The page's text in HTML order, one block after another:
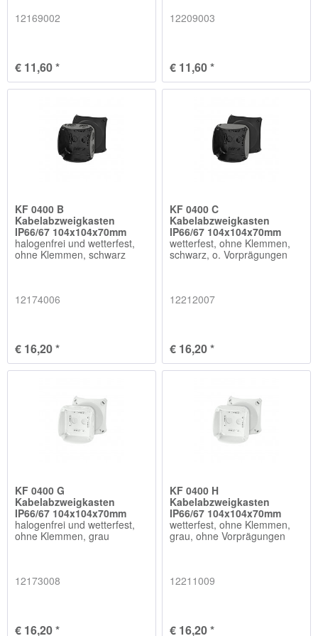
12169002
€ 11,60 *
12209003
€ 11,60 *
KF 0400 B
Kabelabzweigkasten
IP66/67 104x104x70mm
halogenfrei und wetterfest,
ohne Klemmen, schwarz
12174006
€ 16,20 *
KF 0400 C
Kabelabzweigkasten
IP66/67 104x104x70mm
wetterfest, ohne Klemmen,
schwarz, o. Vorprägungen
12212007
€ 16,20 *
KF 0400 G
Kabelabzweigkasten
IP66/67 104x104x70mm
halogenfrei und wetterfest,
ohne Klemmen, grau
12173008
€ 16,20 *
KF 0400 H
Kabelabzweigkasten
IP66/67 104x104x70mm
wetterfest, ohne Klemmen,
grau, ohne Vorprägungen
12211009
€ 16,20 *